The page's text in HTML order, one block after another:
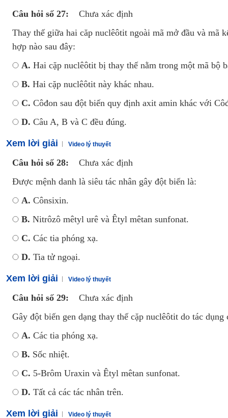
Câu hỏi số 27:
Chưa xác định
Thay thế giữa hai căp nuclêôtit ngoài mã mở đầu và mã
hợp nào sau đây:
A. Hai cặp nuclêôtit bị thay thế nằm trong một mã bộ
B. Hai cặp nuclêôtit này khác nhau.
C. Côđon sau đột biến quy định axit amin khác với
D. Câu A, B và C đều đúng.
Xem lời giải Video lý thuyết
Câu hỏi số 28:
Chưa xác định
Được mệnh danh là siêu tác nhân gây đột biến là:
A. Cônsixin.
B. Nitrôzô mêtyl urê và Êtyl mêtan sunfonat.
C. Các tia phóng xạ.
D. Tia tử ngoại.
Xem lời giải Video lý thuyết
Câu hỏi số 29:
Chưa xác định
Gây đột biến gen dạng thay thế cặp nuclêôtit do tác dụng
A. Các tia phóng xạ.
B. Sốc nhiệt.
C. 5-Brôm Uraxin và Êtyl mêtan sunfonat.
D. Tất cả các tác nhân trên.
Xem lời giải Video lý thuyết